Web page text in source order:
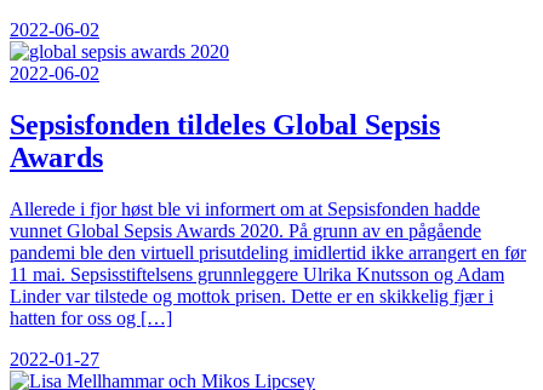
2022-06-02
2022-06-02
Sepsisfonden tildeles Global Sepsis
Awards
Allerede i fjor høst ble vi informert om at Sepsisfonden hadde
vunnet Global Sepsis Awards 2020. På grunn av en pågående
pandemi ble den virtuell prisutdeling imidlertid ikke arrangert en før
11 mai. Sepsisstiftelsens grunnleggere Ulrika Knutsson og Adam
Linder var tilstede og mottok prisen. Dette er en skikkelig fjær i
hatten for oss og […]
2022-01-27